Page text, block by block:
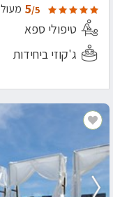
5/5
טיפולי ספא
ג'קוזי ביחידות